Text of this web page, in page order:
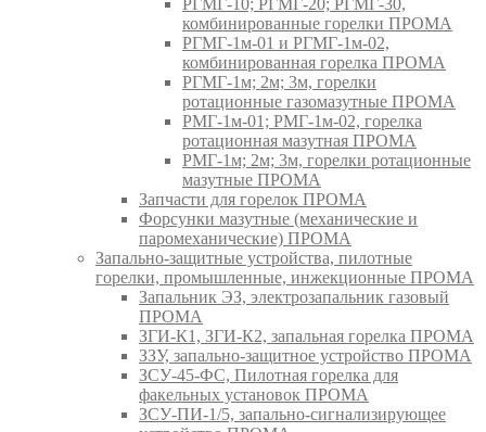
РГМГ-10; РГМГ-20; РГМГ-30,
комбинированные горелки ПРОМА
РГМГ-1м-01 и РГМГ-1м-02,
комбинированная горелка ПРОМА
РГМГ-1м; 2м; 3м, горелки
ротационные газомазутные ПРОМА
РМГ-1м-01; РМГ-1м-02, горелка
ротационная мазутная ПРОМА
РМГ-1м; 2м; 3м, горелки ротационные
мазутные ПРОМА
Запчасти для горелок ПРОМА
Форсунки мазутные (механические и
паромеханические) ПРОМА
Запально-защитные устройства, пилотные
горелки, промышленные, инжекционные ПРОМА
Запальник ЭЗ, электрозапальник газовый
ПРОМА
ЗГИ-К1, ЗГИ-К2, запальная горелка ПРОМА
ЗЗУ, запально-защитное устройство ПРОМА
ЗСУ-45-ФС, Пилотная горелка для
факельных установок ПРОМА
ЗСУ-ПИ-1/5, запально-сигнализирующее